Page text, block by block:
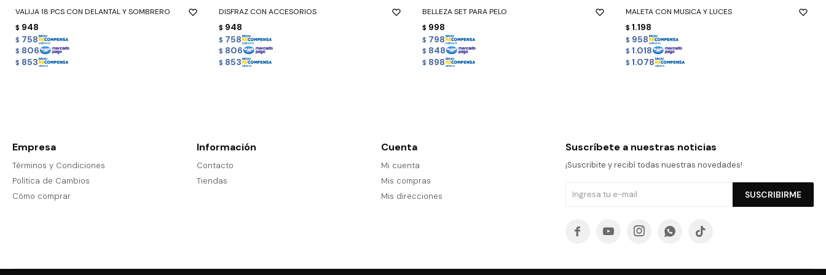
VALIJA 18 PCS CON DELANTAL Y SOMBRERO
$ 948
$ 758
$ 806
$ 853
DISFRAZ CON ACCESORIOS
$ 948
$ 758
$ 806
$ 853
BELLEZA SET PARA PELO
$ 998
$ 798
$ 848
$ 898
MALETA CON MUSICA Y LUCES
$ 1.198
$ 958
$ 1.018
$ 1.078
Empresa
Términos y Condiciones
Política de Cambios
Cómo comprar
Información
Contacto
Tiendas
Cuenta
Mi cuenta
Mis compras
Mis direcciones
Suscríbete a nuestras noticias
¡Suscribite y recibí todas nuestras novedades!
SUSCRIBIRME
    